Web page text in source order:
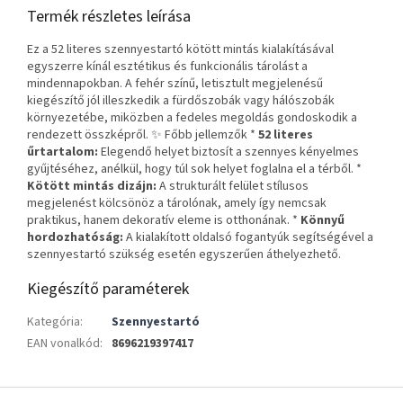
Termék részletes leírása
Ez a 52 literes szennyestartó kötött mintás kialakításával
egyszerre kínál esztétikus és funkcionális tárolást a
mindennapokban. A fehér színű, letisztult megjelenésű
kiegészítő jól illeszkedik a fürdőszobák vagy hálószobák
környezetébe, miközben a fedeles megoldás gondoskodik a
rendezett összképről. ✨ Főbb jellemzők * 52 literes
űrtartalom: Elegendő helyet biztosít a szennyes kényelmes
gyűjtéséhez, anélkül, hogy túl sok helyet foglalna el a térből. *
Kötött mintás dizájn: A strukturált felület stílusos
megjelenést kölcsönöz a tárolónak, amely így nemcsak
praktikus, hanem dekoratív eleme is otthonának. * Könnyű
hordozhatóság: A kialakított oldalsó fogantyúk segítségével a
szennyestartó szükség esetén egyszerűen áthelyezhető.
Kiegészítő paraméterek
Kategória:
Szennyestartó
EAN vonalkód: 8696219397417
L